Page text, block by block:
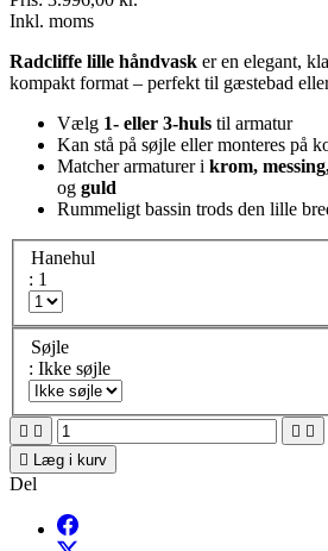
Inkl. moms
Radcliffe lille håndvask er en elegant,
kompakt format – perfekt til gæstebad
Vælg 1- eller 3-huls til armatur
Kan stå på søjle eller monteres på
Matcher armaturer i krom,
og guld
Rummeligt bassin trods den lille
Hanehul
: 1
Søjle
: Ikke søjle
   
 Læg i kurv
Del